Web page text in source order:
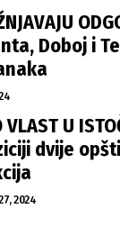
Doboj i
U
dvije
2024